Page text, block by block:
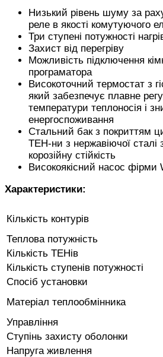
Низький рівень шуму за
реле в якості комутуючого
Три ступені потужності
Захист від перегріву
Можливість підключення
програматора
Високоточний термостат з
який забезпечує плавне
температури теплоносія і
енергоспоживання
Стальний бак з покриттям
ТЕН-ни з нержавіючої сталі
корозійну стійкість
Високоякісний насос фірми
Характеристики:
Кількість контурів
Теплова потужність
Кількість ТЕНів
Кількість ступенів потужності
Спосіб установки
Матеріал теплообмінника
Управління
Ступінь захисту оболонки
Напруга живлення